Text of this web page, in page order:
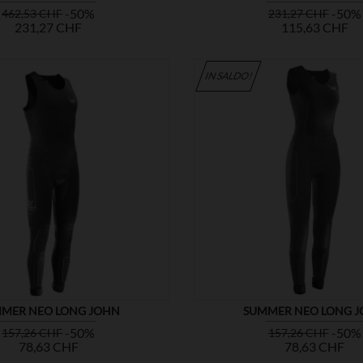
Prezzo
base
462,53 CHF -50%
231,27 CHF
Prezzo
base
231,27 CHF -50%
115,63 CHF
NEO LONG JOHN
Prezzo
base
157,26 CHF -50%
78,63 CHF
IN SALDO!
SUMMER NEO LONG
Prezzo
base
157,26 CHF -50%
78,63 CHF